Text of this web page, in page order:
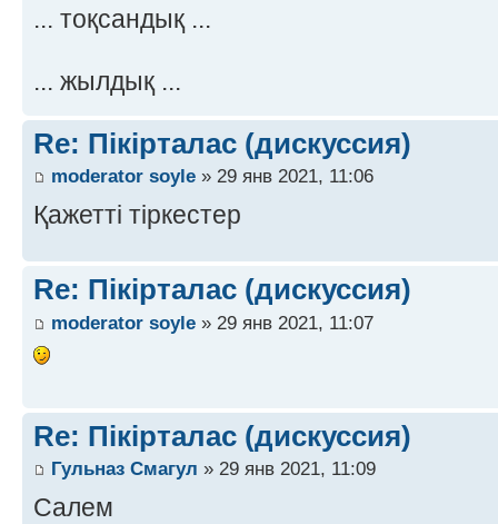
... тоқсандық ...
... жылдық ...
Re: Пікірталас (дискуссия)
moderator soyle » 29 янв 2021, 11:06
Қажетті тіркестер
Re: Пікірталас (дискуссия)
moderator soyle » 29 янв 2021, 11:07
Re: Пікірталас (дискуссия)
Гульназ Смагул » 29 янв 2021, 11:09
Салем